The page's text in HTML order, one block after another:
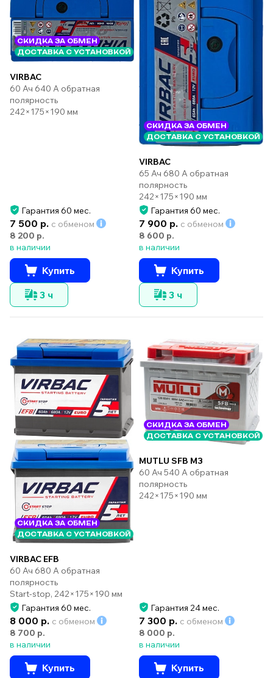
СКИДКА ЗА ОБМЕН
ДОСТАВКА С УСТАНОВКОЙ
VIRBAC
60 Ач 640 А обратная
полярность
242×175×190 мм
Гарантия 60 мес.
7 500 р. с обменом
8 200 р.
в наличии
Купить
3 ч
СКИДКА ЗА ОБМЕН
ДОСТАВКА С УСТАНОВКОЙ
VIRBAC
65 Ач 680 А обратная
полярность
242×175×190 мм
Гарантия 60 мес.
7 900 р. с обменом
8 600 р.
в наличии
Купить
3 ч
СКИДКА ЗА ОБМЕН
ДОСТАВКА С УСТАНОВКОЙ
VIRBAC EFB
60 Ач 680 А обратная
полярность
Start-stop, 242×175×190 мм
Гарантия 60 мес.
8 000 р. с обменом
8 700 р.
в наличии
Купить
СКИДКА ЗА ОБМЕН
ДОСТАВКА С УСТАНОВКОЙ
MUTLU SFB M3
60 Ач 540 А обратная
полярность
242×175×190 мм
Гарантия 24 мес.
7 300 р. с обменом
8 000 р.
в наличии
Купить